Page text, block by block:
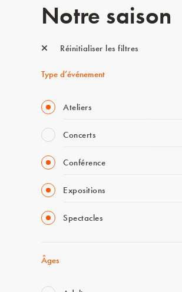
Notre saison
Réinitialiser les filtres
Type d’événement
Ateliers
Concerts
Conférence
Expositions
Spectacles
Âges